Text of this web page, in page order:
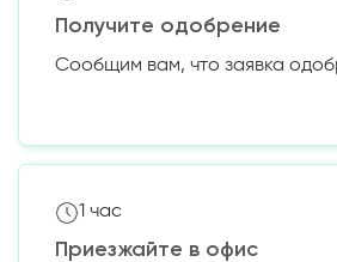
Получите одобрение
Сообщим вам, что заявка
1 час
Приезжайте в офис